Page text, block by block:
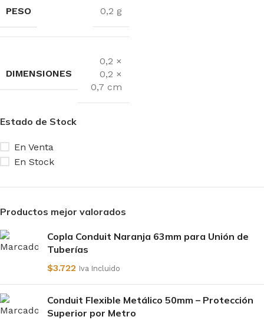
Estado de Stock
En Venta
En Stock
Productos mejor valorados
Copla Conduit Naranja 63mm para Unión de
Tuberías
$3.722 Iva Incluido
Conduit Flexible Metálico 50mm – Protección
Superior por Metro
PESO 0,2 g
DIMENSIONES
0,2 ×
0,2 ×
0,7 cm